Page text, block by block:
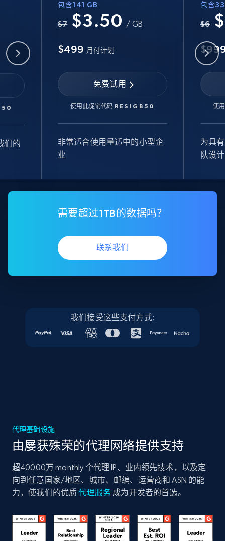
们的
包含141 GB
$7 $3.50 / GB
$499 月付计划
免费试用
使用此促销代码 RESIGB50
非常适合使用量适中的小型企
业
包含
$6
使
为具
队设计
需要超过1TB的数据吗？
联系我们
我们接受这些支付方式:
代理基础设施
由屡获殊荣的代理网络提供支持
超40000万 monthly 个代理 IP、业内领先技术，以及定
向到任意国家/地区、城市、邮编、运营商和 ASN 的能
力，使我们的优质代理服务 成为开发者的首选。